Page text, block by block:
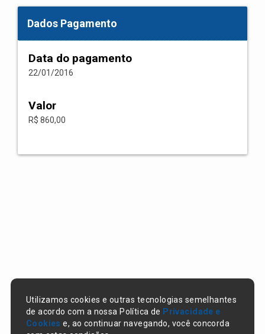
Dados Pagamento
Data do pagamento
22/01/2016
Valor
R$ 860,00
Utilizamos cookies e outras tecnologias semelhantes
de acordo com a nossa Política de Privacidade e
Cookies e, ao continuar navegando, você concorda